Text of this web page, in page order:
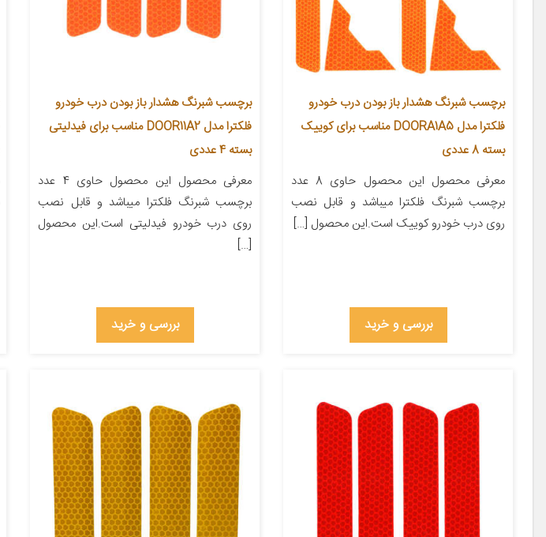
برچسب شبرنگ هشدار باز بودن درب خودرو
فلکترا مدل DOORA1A5 مناسب برای کوییک
بسته 8 عددی
معرفی محصول این محصول حاوی 8 عدد
برچسب شبرنگ فلکترا میباشد و قابل نصب
روی درب خودرو کوییک است.این محصول […]
بررسی و خرید
برچسب شبرنگ هشدار باز بودن درب خودرو
فلکترا مدل DOOR11A2 مناسب برای فیدلیتی
بسته 4 عددی
معرفی محصول این محصول حاوی 4 عدد
برچسب شبرنگ فلکترا میباشد و قابل نصب
روی درب خودرو فیدلیتی است.این محصول
[…]
بررسی و خرید